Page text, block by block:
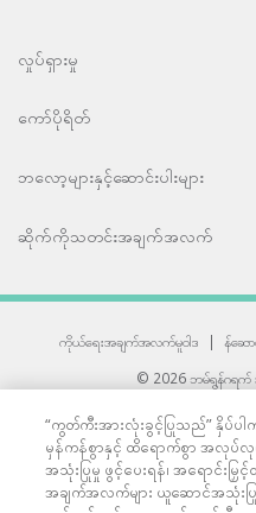
လှုပ်ရှားမှု
ကော်ပိုရိတ်
ဘလော့များနှင့်ဆောင်းပါးများ
ဆိုက်ကိုသတင်းအချက်အလက်
ကိုယ်ရေးအချက်အလက်မူဝါဒ | န်ဆော
© 2026 ဘမ်ရွန်ဂရက်
33 Sukhumvit 3,
All
“ကွတ်ကီးအားလုံးခွင့်ပြုသည်” နှိပ်
မှန်ကန်စွာနှင့် ထိရောက်စွာ အလုပ်လု
အသုံးပြုမှု ဖွင့်ပေးရန်၊ အရောင်းမ
အချက်အလက်များ ယူဆောင်အသုံး